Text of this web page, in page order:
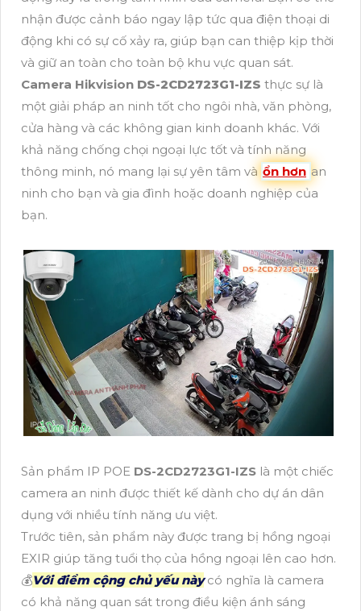
nhận được cảnh báo ngay lập tức qua điện thoại di
động khi có sự cố xảy ra, giúp bạn can thiệp kịp thời
và giữ an toàn cho toàn bộ khu vực quan sát.
Camera Hikvision DS-2CD2723G1-IZS thực sự là
một giải pháp an ninh tốt cho ngôi nhà, văn phòng,
cửa hàng và các không gian kinh doanh khác. Với
khả năng chống chọi ngoại lực tốt và tính năng
thông minh, nó mang lại sự yên tâm và ổn hơn an
ninh cho bạn và gia đình hoặc doanh nghiệp của
bạn.
Sản phẩm IP POE DS-2CD2723G1-IZS là một chiếc
camera an ninh được thiết kế dành cho dự án dân
dụng với nhiều tính năng ưu việt.
Trước tiên, sản phẩm này được trang bị hồng ngoại
EXIR giúp tăng tuổi thọ của hồng ngoại lên cao hơn.
💰Với điểm cộng chủ yếu nàycó nghĩa là camera
có khả năng quan sát trong điều kiện ánh sáng